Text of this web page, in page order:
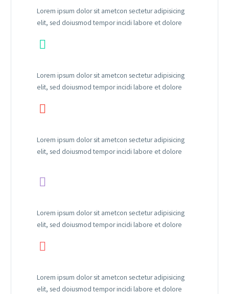
Lorem ipsum dolor sit ametcon sectetur adipisicing
elit, sed doiusmod tempor incidi labore et dolore


Lorem ipsum dolor sit ametcon sectetur adipisicing
elit, sed doiusmod tempor incidi labore et dolore


Lorem ipsum dolor sit ametcon sectetur adipisicing
elit, sed doiusmod tempor incidi labore et dolore


Lorem ipsum dolor sit ametcon sectetur adipisicing
elit, sed doiusmod tempor incidi labore et dolore


Lorem ipsum dolor sit ametcon sectetur adipisicing
elit, sed doiusmod tempor incidi labore et dolore